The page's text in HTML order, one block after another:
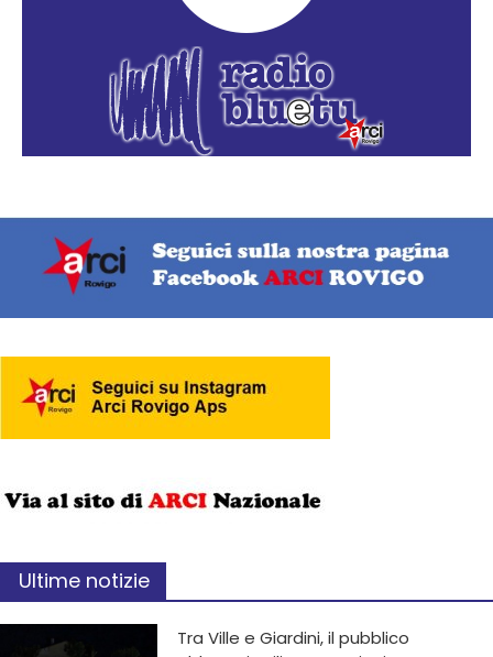
Ultime notizie
Tra Ville e Giardini, il pubblico